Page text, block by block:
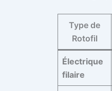
Type de
Rotofil
Électrique
filaire